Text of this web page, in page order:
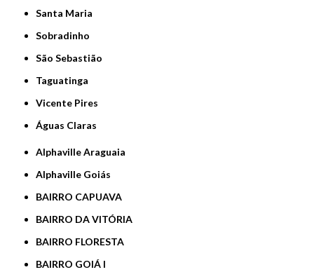
Santa Maria
Sobradinho
São Sebastião
Taguatinga
Vicente Pires
Águas Claras
Alphaville Araguaia
Alphaville Goiás
BAIRRO CAPUAVA
BAIRRO DA VITÓRIA
BAIRRO FLORESTA
BAIRRO GOIÁ I